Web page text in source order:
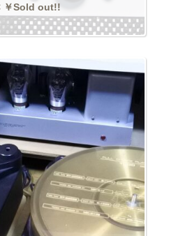
￥Sold out!!